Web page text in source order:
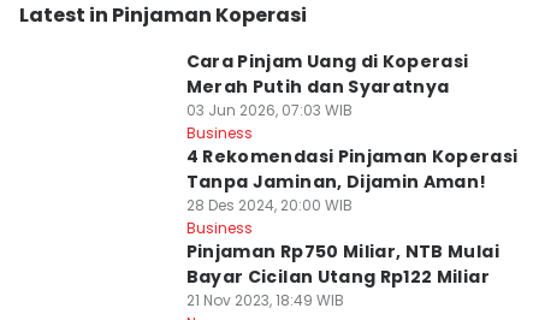
Latest in Pinjaman Koperasi
Cara Pinjam Uang di Koperasi
Merah Putih dan Syaratnya
03 Jun 2026, 07:03 WIB
Business
4 Rekomendasi Pinjaman Koperasi
Tanpa Jaminan, Dijamin Aman!
28 Des 2024, 20:00 WIB
Business
Pinjaman Rp750 Miliar, NTB Mulai
Bayar Cicilan Utang Rp122 Miliar
21 Nov 2023, 18:49 WIB